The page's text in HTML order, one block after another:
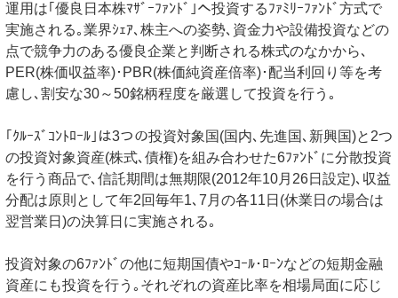
運用は｢優良日本株ﾏｻﾞｰﾌｧﾝﾄﾞ｣へ投資するﾌｧﾐﾘｰﾌｧﾝﾄﾞ方式で
実施される｡業界ｼｪｱ､株主への姿勢､資金力や設備投資などの
点で競争力のある優良企業と判断される株式のなかから､
PER(株価収益率)･PBR(株価純資産倍率)･配当利回り等を考
慮し､割安な30～50銘柄程度を厳選して投資を行う｡
｢ｸﾙｰｽﾞｺﾝﾄﾛｰﾙ｣は3つの投資対象国(国内､先進国､新興国)と2つ
の投資対象資産(株式､債権)を組み合わせた6ﾌｧﾝﾄﾞに分散投資
を行う商品で､信託期間は無期限(2012年10月26日設定)､収益
分配は原則として年2回毎年1､7月の各11日(休業日の場合は
翌営業日)の決算日に実施される｡
投資対象の6ﾌｧﾝﾄﾞの他に短期国債やｺｰﾙ･ﾛｰﾝなどの短期金融
資産にも投資を行う｡それぞれの資産比率を相場局面に応じ